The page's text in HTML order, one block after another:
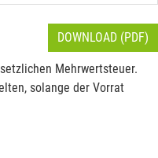
DOWNLOAD (PDF)
Mehrwertsteuer.
solange der Vorrat